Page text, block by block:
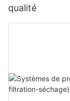
qualité